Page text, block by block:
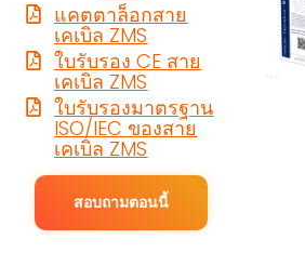
แคตตาล็อกสาย
เคเบิล ZMS
ใบรับรอง CE สาย
เคเบิล ZMS
ใบรับรองมาตรฐาน
ISO/IEC ของสาย
เคเบิล ZMS
สอบถามตอนนี้